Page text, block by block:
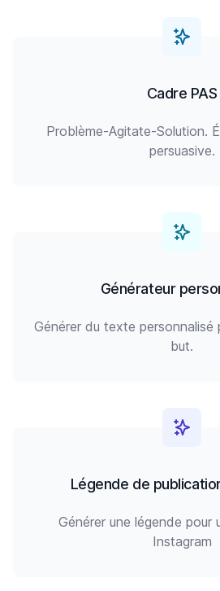
Cadre PAS
Problème-Agitate-Solution.
persuasive.
Générateur
Générer du texte personnalisé
but.
Légende de
Générer une légende pour
Instagram